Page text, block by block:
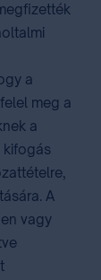
a
meg a
a
kifogás
A
vagy